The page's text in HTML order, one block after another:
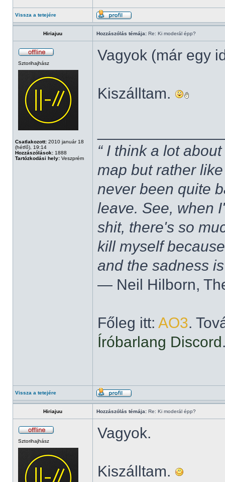
Vissza a tetejére
Hiriajuu Hozzászólás témája: Re: Ki moderál épp?
Sztorihajhász
Csatlakozott: 2010 január 18
(hétfő), 19:14
Hozzászólások: 1888
Tartózkodási hely: Veszprém
Vagyok (már egy
Kiszálltam.
“ I think a lot
map but rather
never been quite
leave. See, when
shit, there's so
kill myself
and the sadness
― Neil Hilborn,
Főleg itt: AO3.
Íróbarlang Discord
Vissza a tetejére
Hiriajuu Hozzászólás témája: Re: Ki moderál épp?
Sztorihajhász Vagyok.
Kiszálltam.